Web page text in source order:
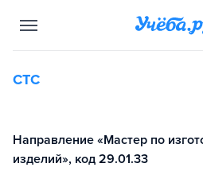
СТС
Направление «Мастер по
изделий», код 29.01.33